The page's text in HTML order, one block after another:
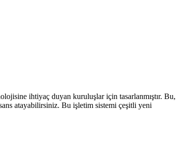
ihtiyaç duyan kuruluşlar için tasarlanmıştır. Bu,
atayabilirsiniz. Bu işletim sistemi çeşitli yeni